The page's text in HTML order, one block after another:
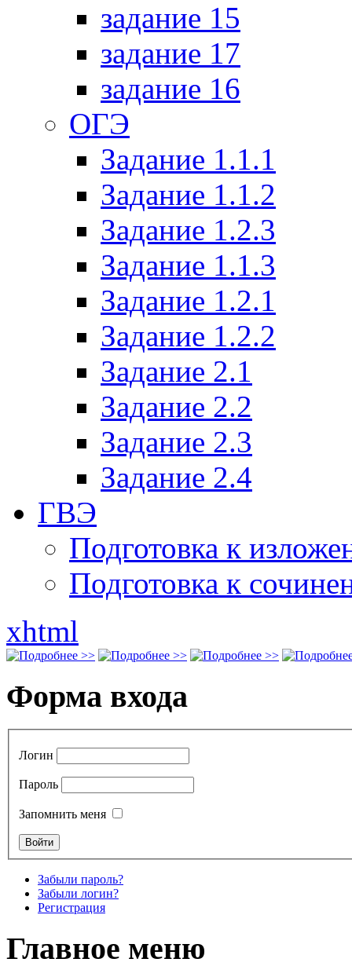
задание 15
задание 17
задание 16
ОГЭ
Задание 1.1.1
Задание 1.1.2
Задание 1.2.3
Задание 1.1.3
Задание 1.2.1
Задание 1.2.2
Задание 2.1
Задание 2.2
Задание 2.3
Задание 2.4
ГВЭ
Подготовка к
Подготовка к
xhtml
Форма входа
Логин
Пароль
Запомнить меня
Забыли пароль?
Забыли логин?
Регистрация
Главное меню